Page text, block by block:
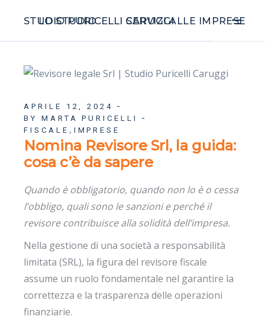
STUDIO PURICELLI CARUGGI
LO STUDIO SERVIZI ALLE IMPRESE
APRILE 12, 2024
BY MARTA PURICELLI
FISCALE , IMPRESE
Nomina Revisore Srl, la guida:
cosa c’è da sapere
Quando è obbligatorio, quando non lo è o cessa
l’obbligo, quali sono le sanzioni e perché il
revisore contribuisce alla solidità dell’impresa.
Nella gestione di una società a responsabilità
limitata (SRL), la figura del revisore fiscale
assume un ruolo fondamentale nel garantire la
correttezza e la trasparenza delle operazioni
finanziarie.